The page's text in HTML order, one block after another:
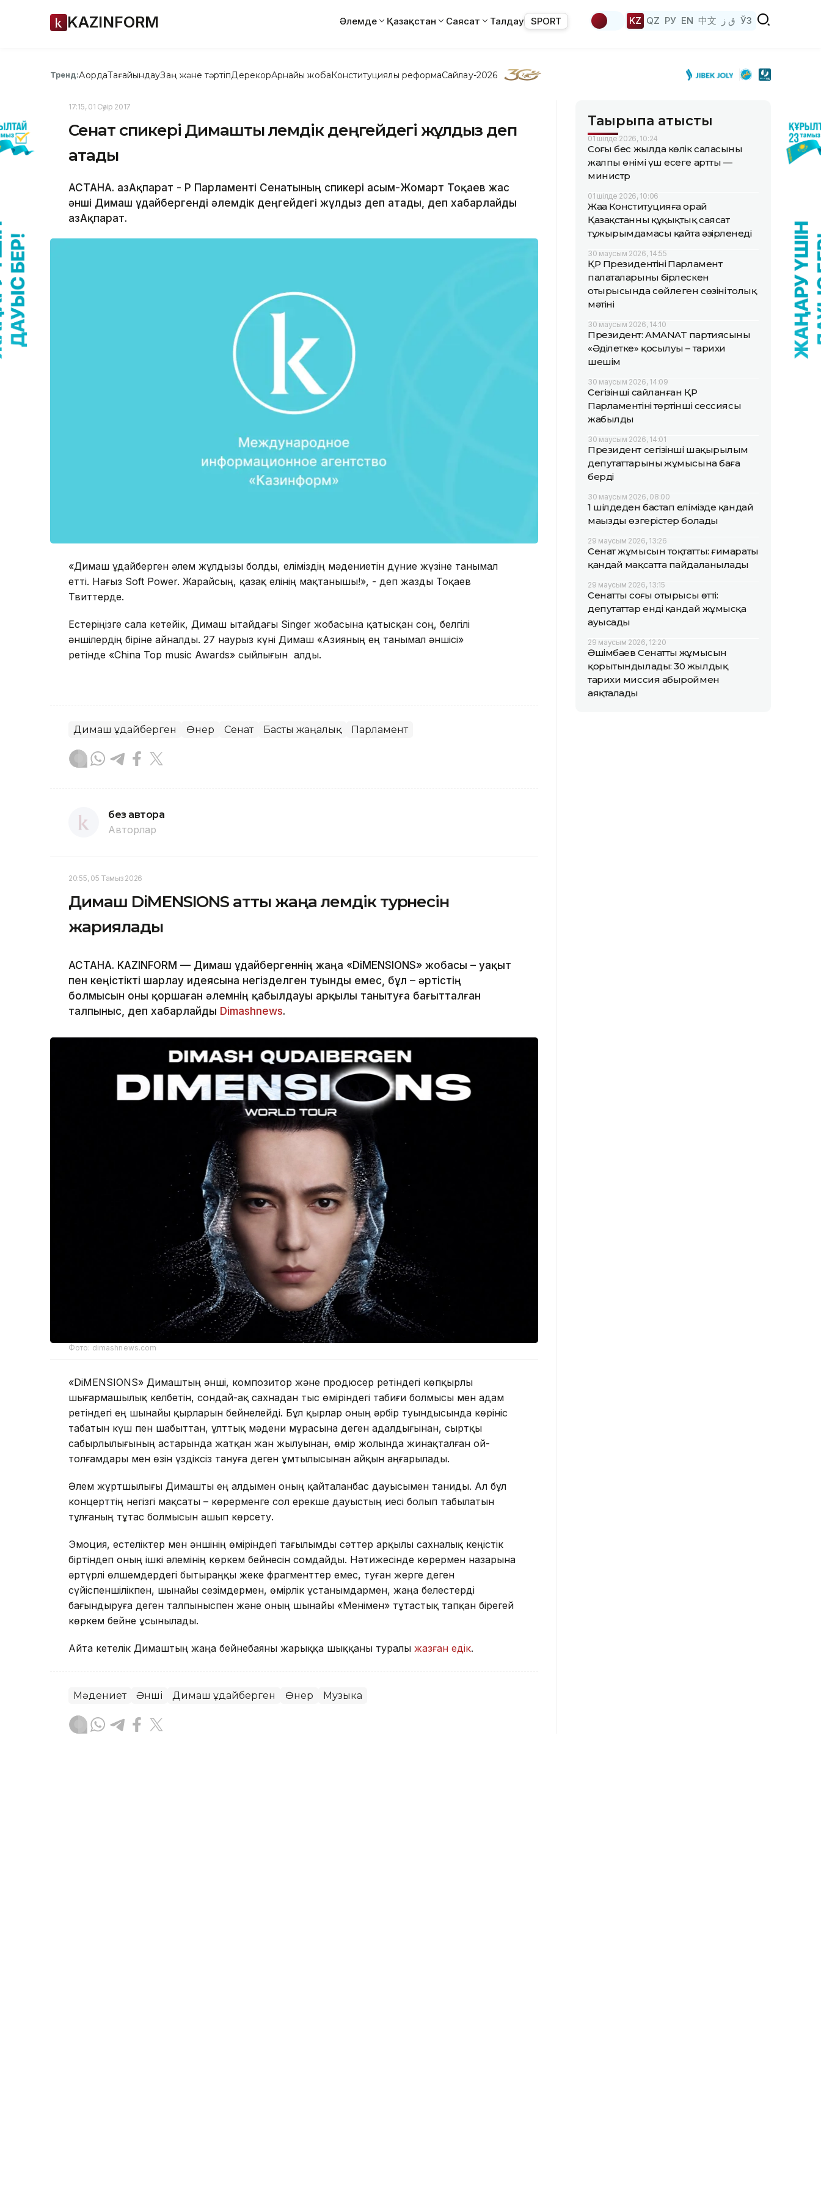
KAZINFORM Әлемде Қазақстан Саясат Талдау SPORT KZ QZ РУ EN 中文 ق ز ЎЗ
Тренд:АқордаТағайындауЗаң және тәртіпДерекқорАрнайы жобаКонституциялық реформаСайлау-2026
17:15, 01 Сәуір 2017
Сенат спикері Димашты әлемдік деңгейдегі жұлдыз деп
атады
АСТАНА. ҚазАқпарат - ҚР Парламенті Сенатының спикері Қасым-Жомарт Тоқаев жас
әнші Димаш Құдайбергенді әлемдік деңгейдегі жұлдыз деп атады, деп хабарлайды
ҚазАқпарат.
«Димаш Құдайберген әлем жұлдызы болды, еліміздің мәдениетін дүние жүзіне танымал
етті. Нағыз Soft Power. Жарайсың, қазақ елінің мақтанышы!», - деп жазды Тоқаев
Твиттерде.
Естеріңізге сала кетейік, Димаш Қытайдағы Singer жобасына қатысқан соң, белгілі
әншілердің біріне айналды. 27 наурыз күні Димаш «Азияның ең танымал әншісі»
ретінде «China Top music Awards» сыйлығын алды.
Димаш Құдайберген Өнер Сенат Басты жаңалық Парламент
без автора
Авторлар
20:55, 05 Тамыз 2026
Димаш DiMENSIONS атты жаңа әлемдік турнесін
жариялады
АСТАНА. KAZINFORM — Димаш Құдайбергеннің жаңа «DiMENSIONS» жобасы – уақыт
пен кеңістікті шарлау идеясына негізделген туынды емес, бұл – әртістің
болмысын оны қоршаған әлемнің қабылдауы арқылы танытуға бағытталған
талпыныс, деп хабарлайды Dimashnews.
Фото: dimashnews.com
«DiMENSIONS» Димаштың әнші, композитор және продюсер ретіндегі көпқырлы
шығармашылық келбетін, сондай-ақ сахнадан тыс өміріндегі табиғи болмысы мен адам
ретіндегі ең шынайы қырларын бейнелейді. Бұл қырлар оның әрбір туындысында көрініс
табатын күш пен шабыттан, ұлттық мәдени мұрасына деген адалдығынан, сыртқы
сабырлылығының астарында жатқан жан жылуынан, өмір жолында жинақталған ой-
толғамдары мен өзін үздіксіз тануға деген ұмтылысынан айқын аңғарылады.
Әлем жұртшылығы Димашты ең алдымен оның қайталанбас дауысымен таниды. Ал бұл
концерттің негізгі мақсаты – көрерменге сол ерекше дауыстың иесі болып табылатын
тұлғаның тұтас болмысын ашып көрсету.
Эмоция, естеліктер мен әншінің өміріндегі тағылымды сәттер арқылы сахналық кеңістік
біртіндеп оның ішкі әлемінің көркем бейнесін сомдайды. Нәтижесінде көрермен назарына
әртүрлі өлшемдердегі бытыраңқы жеке фрагменттер емес, туған жерге деген
сүйіспеншілікпен, шынайы сезімдермен, өмірлік ұстанымдармен, жаңа белестерді
бағындыруға деген талпыныспен және оның шынайы «Менімен» тұтастық тапқан бірегей
көркем бейне ұсынылады.
Айта кетелік Димаштың жаңа бейнебаяны жарыққа шыққаны туралы жазған едік.
Мәдениет Әнші Димаш Құдайберген Өнер Музыка
Тақырыпқа қатысты
01 шілде 2026, 10:24
Соңғы бес жылда көлік саласының
жалпы өнімі үш есеге артты —
министр
01 шілде 2026, 10:06
Жаңа Конституцияға орай
Қазақстанның құқықтық саясат
тұжырымдамасы қайта әзірленеді
30 маусым 2026, 14:55
ҚР Президентінің Парламент
палаталарының бірлескен
отырысында сөйлеген сөзінің толық
мәтіні
30 маусым 2026, 14:10
Президент: AMANAT партиясының
«Әділетке» қосылуы – тарихи
шешім
30 маусым 2026, 14:09
Сегізінші сайланған ҚР
Парламентінің төртінші сессиясы
жабылды
30 маусым 2026, 14:01
Президент сегізінші шақырылым
депутаттарының жұмысына баға
берді
30 маусым 2026, 08:00
1 шілдеден бастап елімізде қандай
маңызды өзгерістер болады
29 маусым 2026, 13:26
Сенат жұмысын тоқтатты: ғимараты
қандай мақсатта пайдаланылады
29 маусым 2026, 13:15
Сенаттың соңғы отырысы өтті:
депутаттар енді қандай жұмысқа
ауысады
29 маусым 2026, 12:20
Әшімбаев Сенаттың жұмысын
қорытындылады: 30 жылдық
тарихи миссия абыроймен
аяқталады